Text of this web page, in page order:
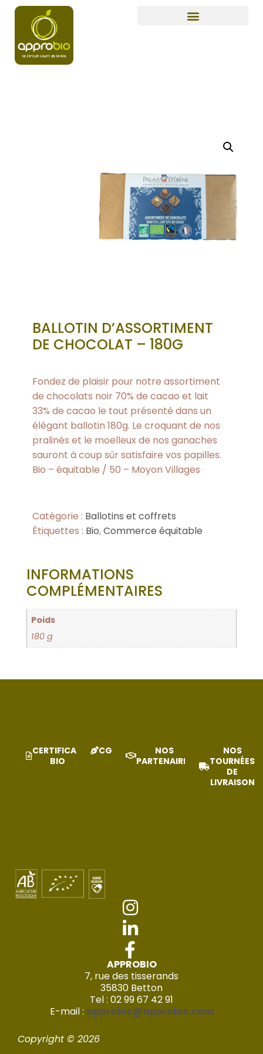
BALLOTIN D’ASSORTIMENT
DE CHOCOLAT – 180G
Fondez de plaisir pour notre assortiment
de chocolats noir 70% de cacao et lait
33% de cacao le tout présenté dans un
élégant ballotin 180g. Le croquant de nos
pralinés et le moelleux de nos ganaches
sauront à coup sûr satisfaire vos papilles.
Bio – équitable / 50 – Moyon Villages
Catégorie : Ballotins et coffrets
Étiquettes : Bio,Commerce équitable
INFORMATIONS
COMPLÉMENTAIRES
Poids
180 g
CERTIFICAT
BIO
CGV
NOS
PARTENAIRES
NOS
TOURNÉES
DE
LIVRAISON
APPROBIO
7, rue des tisserands
35830 Betton
Tel : 02 99 67 42 91
E-mail : approbio@approbio.com
Copyright © 2026